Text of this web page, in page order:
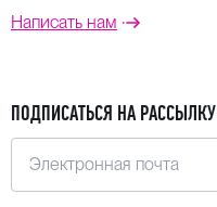
Написать нам
ПОДПИСАТЬСЯ НА РАССЫЛКУ
Электронная почта